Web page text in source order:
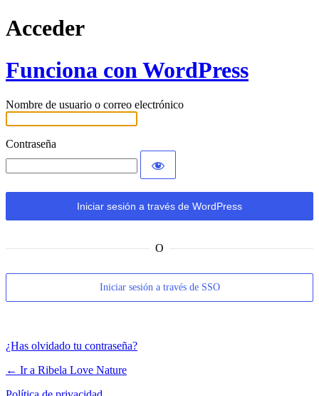
Acceder
Funciona con WordPress
Nombre de usuario o correo electrónico
Contraseña
O
Iniciar sesión a través de SSO
¿Has olvidado tu contraseña?
← Ir a Ribela Love Nature